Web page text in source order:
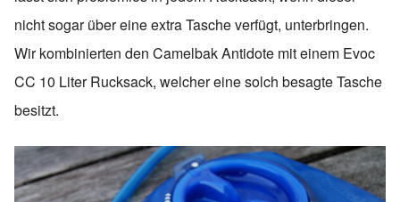
nicht sogar über eine extra Tasche verfügt, unterbringen.
Wir kombinierten den Camelbak Antidote mit einem Evoc
CC 10 Liter Rucksack, welcher eine solch besagte Tasche
besitzt.